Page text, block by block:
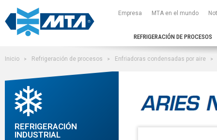
REFRIGERACIÓN DE PROCESOS
Empresa MTA en el mundo
Inicio Refrigeración de procesos Enfriadoras condensadas por aire
REFRIGERACIÓN
INDUSTRIAL